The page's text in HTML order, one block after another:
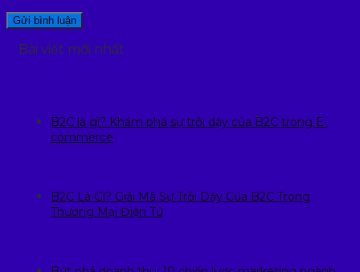
Bài viết mới nhất
B2C là gì? Khám phá sự trỗi dậy của B2C trong E-
commerce
B2C Là Gì? Giải Mã Sự Trỗi Dậy Của B2C Trong
Thương Mại Điện Tử